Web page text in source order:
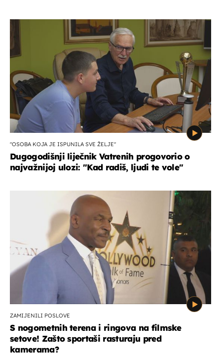
"OSOBA KOJA JE ISPUNILA SVE ŽELJE"
Dugogodišnji liječnik Vatrenih progovorio o
najvažnijoj ulozi: "Kad radiš, ljudi te vole"
ZAMIJENILI POSLOVE
S nogometnih terena i ringova na filmske
setove! Zašto sportaši rasturaju pred
kamerama?